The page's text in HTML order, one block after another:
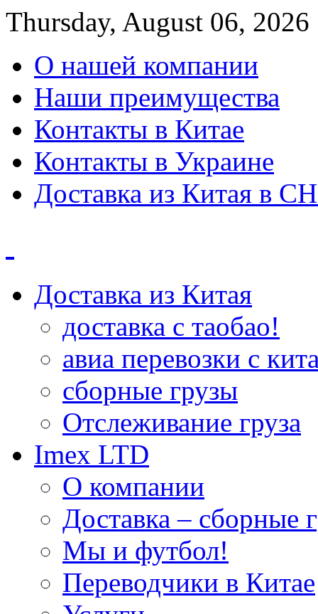
Thursday, August 06, 2026
О нашей компании
Наши преимущества
Контакты в Китае
Контакты в Украине
Доставка из Китая в
Доставка из Китая
доставка с таобао!
авиа перевозки с
сборные грузы
Отслеживание груза
Imex LTD
О компании
Доставка – сборные
Мы и футбол!
Переводчики в Китае